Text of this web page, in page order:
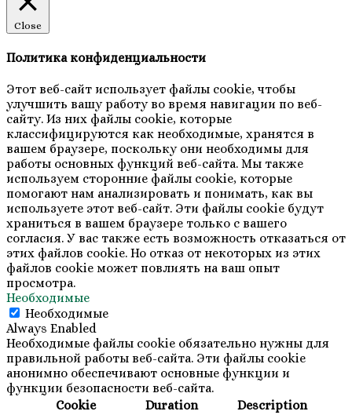
Close
Политика конфиденциальности
Этот веб-сайт использует файлы cookie, чтобы
улучшить вашу работу во время навигации по веб-
сайту. Из них файлы cookie, которые
классифицируются как необходимые, хранятся в
вашем браузере, поскольку они необходимы для
работы основных функций веб-сайта. Мы также
используем сторонние файлы cookie, которые
помогают нам анализировать и понимать, как вы
используете этот веб-сайт. Эти файлы cookie будут
храниться в вашем браузере только с вашего
согласия. У вас также есть возможность отказаться от
этих файлов cookie. Но отказ от некоторых из этих
файлов cookie может повлиять на ваш опыт
просмотра.
Необходимые
Необходимые
Always Enabled
Необходимые файлы cookie обязательно нужны для
правильной работы веб-сайта. Эти файлы cookie
анонимно обеспечивают основные функции и
функции безопасности веб-сайта.
Cookie
Duration Description